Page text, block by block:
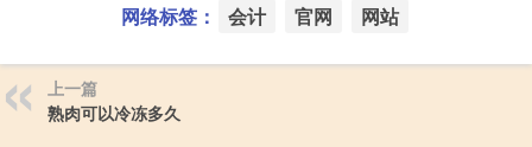
网络标签： 会计 官网 网站
上一篇
熟肉可以冷冻多久